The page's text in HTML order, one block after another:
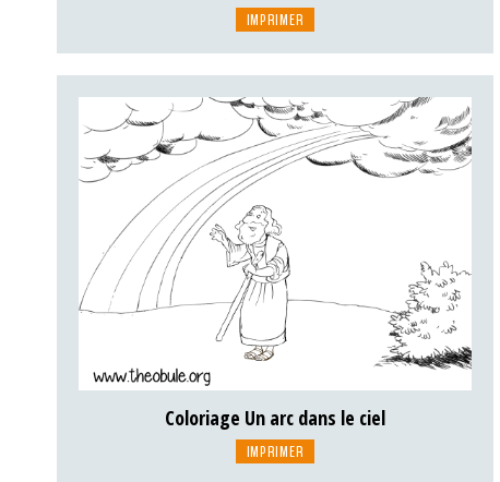
IMPRIMER
Coloriage Un arc dans le ciel
IMPRIMER